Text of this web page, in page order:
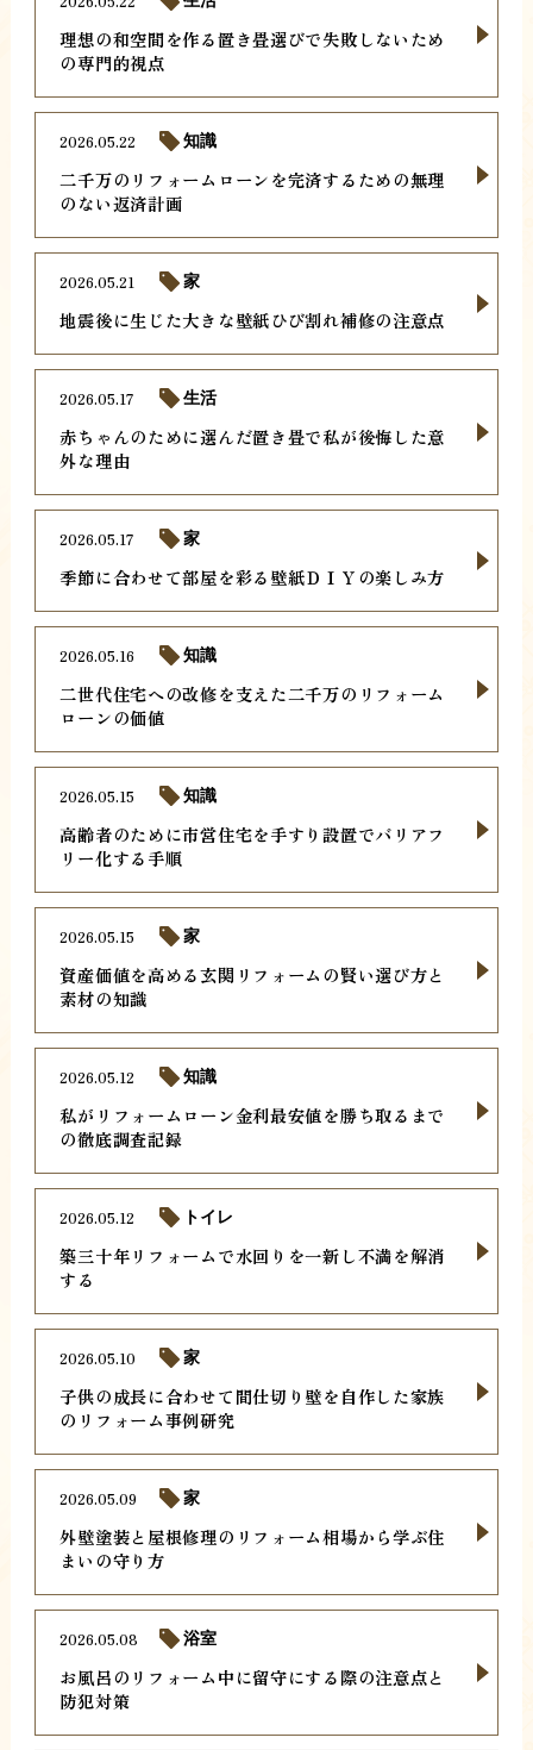
理想の和空間を作る置き畳選びで失敗しないため
の専門的視点
二千万のリフォームローンを完済するための無理
のない返済計画
2026.05.22 知識
地震後に生じた大きな壁紙ひび割れ補修の注意点
2026.05.21 家
赤ちゃんのために選んだ置き畳で私が後悔した意
外な理由
2026.05.17 生活
季節に合わせて部屋を彩る壁紙ＤＩＹの楽しみ方
2026.05.17 家
二世代住宅への改修を支えた二千万のリフォーム
ローンの価値
2026.05.16 知識
高齢者のために市営住宅を手すり設置でバリアフ
リー化する手順
2026.05.15 知識
資産価値を高める玄関リフォームの賢い選び方と
素材の知識
2026.05.15 家
私がリフォームローン金利最安値を勝ち取るまで
の徹底調査記録
2026.05.12 知識
築三十年リフォームで水回りを一新し不満を解消
する
2026.05.12 トイレ
子供の成長に合わせて間仕切り壁を自作した家族
のリフォーム事例研究
2026.05.10 家
外壁塗装と屋根修理のリフォーム相場から学ぶ住
まいの守り方
2026.05.09 家
お風呂のリフォーム中に留守にする際の注意点と
防犯対策
2026.05.08 浴室